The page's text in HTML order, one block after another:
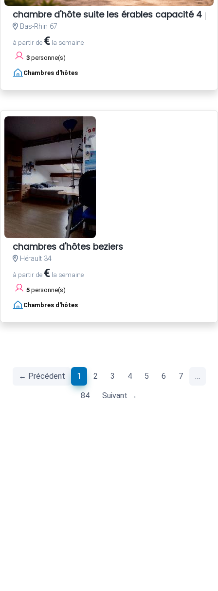
chambre d'hôte suite les érables capacité 4
Bas-Rhin 67
à partir de € la semaine
3 personne(s)
Chambres d'hôtes
chambres d'hôtes beziers
Hérault 34
à partir de € la semaine
5 personne(s)
Chambres d'hôtes
← Précédent 1 (current)
2 3 4 5 6 7 …
84 Suivant →